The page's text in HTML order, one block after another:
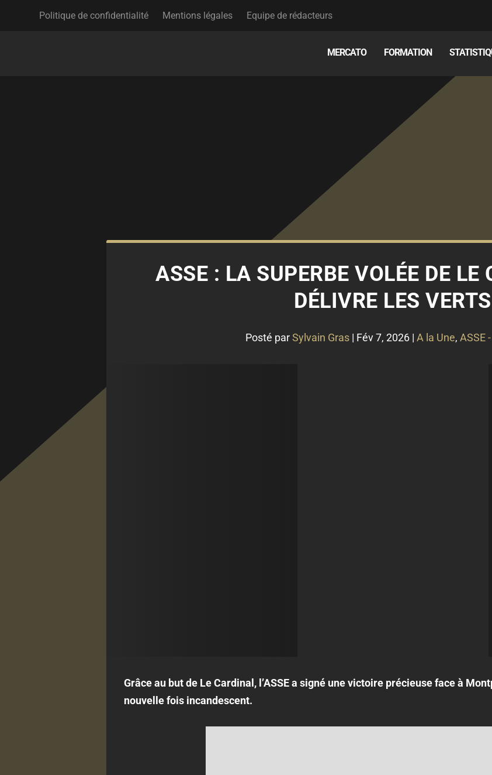
Politique de confidentialité Mentions légales Equipe de rédacteurs
MERCATO FORMATION
ASSE : LA SUPERBE VOLÉE DE LE
DÉLIVRE LES VERTS
Posté parSylvain Gras | Fév 7, 2026 | A la Une, ASSE
Grâce au but de Le Cardinal, l’ASSE a signé une victoire précieuse face à
nouvelle fois incandescent.